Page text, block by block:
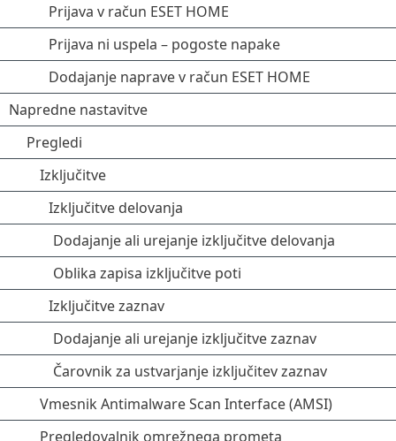
Prijava v račun ESET HOME
Prijava ni uspela – pogoste napake
Dodajanje naprave v račun ESET HOME
Napredne nastavitve
Pregledi
Izključitve
Izključitve delovanja
Dodajanje ali urejanje izključitve delovanja
Oblika zapisa izključitve poti
Izključitve zaznav
Dodajanje ali urejanje izključitve zaznav
Čarovnik za ustvarjanje izključitev zaznav
Vmesnik Antimalware Scan Interface (AMSI)
Pregledovalnik omrežnega prometa